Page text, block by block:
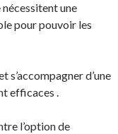
une
pour pouvoir les
s’accompagner d’une
efficaces .
l’option de